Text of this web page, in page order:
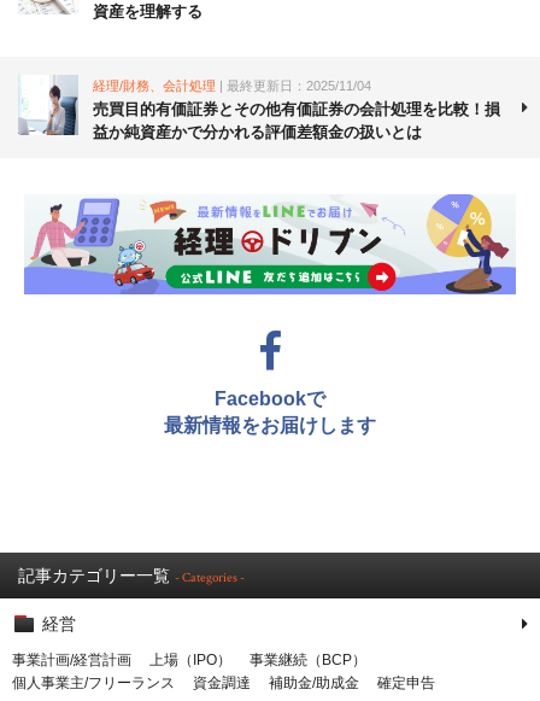
資産を理解する
経理/財務、会計処理 | 最終更新日：2025/11/04
売買目的有価証券とその他有価証券の会計処理を比較！損
益か純資産かで分かれる評価差額金の扱いとは
Facebookで
最新情報をお届けします
記事カテゴリー一覧 - Categories -
経営
事業計画/経営計画 上場（IPO）
事業継続（BCP）
個人事業主/フリーランス
資金調達 補助金/助成金 確定申告